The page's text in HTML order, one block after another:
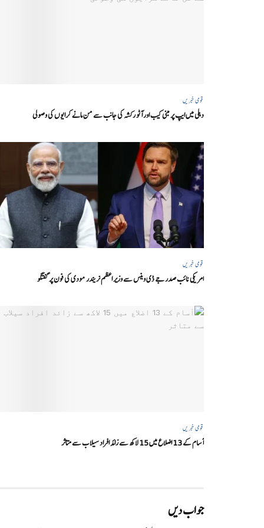
قومی خبریں
دہلی میں ایپ پر مبنی کیب اور آٹو رکشہ کی جانب سے من مانے کرایوں کی وصولی
قومی خبریں
امریکی نائب صدر جے ڈی وینس سے وزیر اعظم نریندر مودی کی فون پر گفتگو
قومی خبریں
آسام کے 13 اضلاع میں 15 لاکھ سے زائد افراد سیلاب سے متاثر
جواب دیں